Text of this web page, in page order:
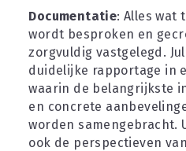
Documentatie: Alles wat
wordt besproken en
zorgvuldig vastgelegd.
duidelijke rapportage in
waarin de belangrijkste
en concrete
worden samengebracht.
ook de perspectieven